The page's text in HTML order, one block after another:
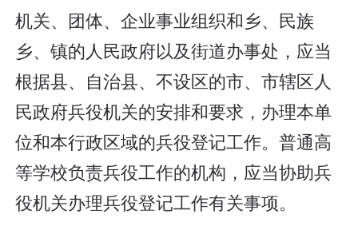
机关、团体、企业事业组织和乡、民族
乡、镇的人民政府以及街道办事处，应当
根据县、自治县、不设区的市、市辖区人
民政府兵役机关的安排和要求，办理本单
位和本行政区域的兵役登记工作。普通高
等学校负责兵役工作的机构，应当协助兵
役机关办理兵役登记工作有关事项。